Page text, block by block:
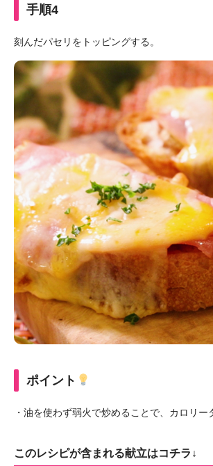
手順4
刻んだパセリをトッピングする。
ポイント
・油を使わず弱火で炒めることで、カロリー
このレシピが含まれる献立はコチラ↓